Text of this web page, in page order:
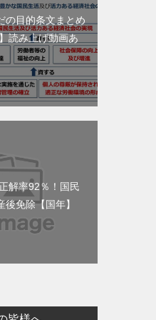
の目的条文まとめ
読み上げ動画あ
解率92％！国民
免除【国年】